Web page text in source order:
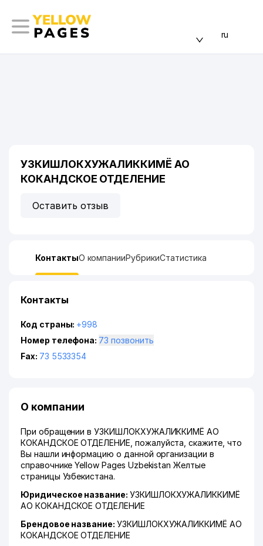
ru
УЗКИШЛОКХУЖАЛИККИМЁ АО
КОКАНДСКОЕ ОТДЕЛЕНИЕ
Оставить отзыв
КонтактыО компанииРубрикиСтатистика
Контакты
Код страны: +998
Номер телефона:
73 позвонить
Fax: 73 5533354
О компании
При обращении в УЗКИШЛОКХУЖАЛИККИМЁ АО
КОКАНДСКОЕ ОТДЕЛЕНИЕ, пожалуйста, скажите, что
Вы нашли информацию о данной организации в
справочнике Yellow Pages Uzbekistan Желтые
страницы Узбекистана.
Юридическое название: УЗКИШЛОКХУЖАЛИККИМЁ
АО КОКАНДСКОЕ ОТДЕЛЕНИЕ
Брендовое название: УЗКИШЛОКХУЖАЛИККИМЁ АО
КОКАНДСКОЕ ОТДЕЛЕНИЕ